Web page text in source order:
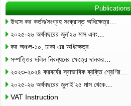
Publications
উৎসে কর কর্তন/সংগ্রহ সংক্রান্ত অধিক্ষেত্র…
২০২৫-২৬ অর্থবছরের জুন’২৬ মাস এবং…
কর অঞ্চল-১০, ঢাকা এর অধিক্ষেত্র…
সম্পত্তির দলিল নিবন্ধনের ক্ষেত্রে দানকর…
২০২৩-২০২৪ করবর্ষের স্বাভাবিক ব্যক্তি শ্রেণির…
২০২৫-২৬ অর্থবছরের জুলাই’২৫ মাস থেকে…
VAT Instruction